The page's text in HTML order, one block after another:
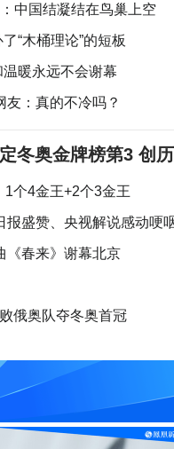
中国结凝结在鸟巢上空
“木桶理论”的短板
暖永远不会谢幕
：真的不冷吗？​​​
冬奥金牌榜第3 创
个4金王+2个3金王
报盛赞、央视解说感动哽
《春来》谢幕北京
俄奥队夺冬奥首冠